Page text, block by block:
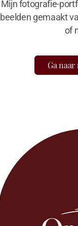
Mijn fotografie-
beelden gemaakt
of
Ga